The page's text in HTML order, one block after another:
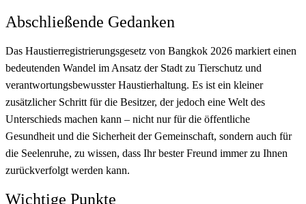
Abschließende Gedanken
Das Haustierregistrierungsgesetz von Bangkok 2026 markiert einen
bedeutenden Wandel im Ansatz der Stadt zu Tierschutz und
verantwortungsbewusster Haustierhaltung. Es ist ein kleiner
zusätzlicher Schritt für die Besitzer, der jedoch eine Welt des
Unterschieds machen kann – nicht nur für die öffentliche
Gesundheit und die Sicherheit der Gemeinschaft, sondern auch für
die Seelenruhe, zu wissen, dass Ihr bester Freund immer zu Ihnen
zurückverfolgt werden kann.
Wichtige Punkte